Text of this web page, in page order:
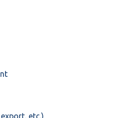
etc.)